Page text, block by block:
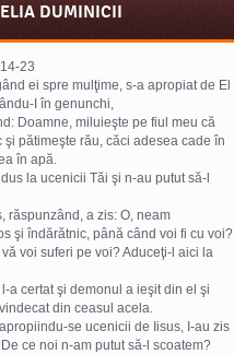
DUMINICII
23
ei spre mulţime, s-a apropiat de El
I în genunchi,
Doamne, miluieşte pe fiul meu că
şi pătimeşte rău, căci adesea cade în
în apă.
la ucenicii Tăi şi n-au putut să-l
răspunzând, a zis: O, neam
şi îndărătnic, până când voi fi cu voi?
voi suferi pe voi? Aduceţi-l aici la
a certat şi demonul a ieşit din el şi
din ceasul acela.
se ucenicii de Iisus, I-au zis
ce noi n-am putut să-l scoatem?